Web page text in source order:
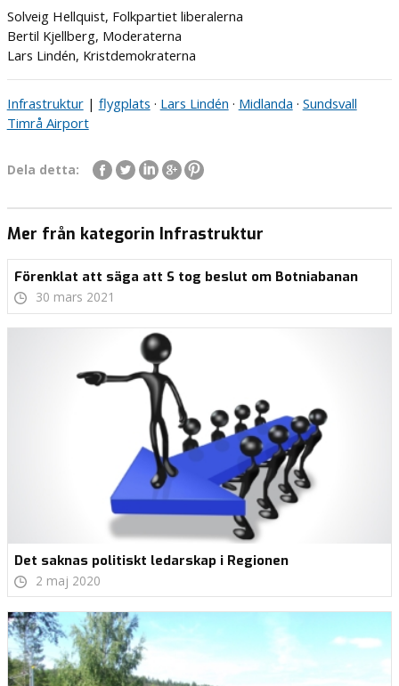
Solveig Hellquist, Folkpartiet liberalerna
Bertil Kjellberg, Moderaterna
Lars Lindén, Kristdemokraterna
Infrastruktur| flygplats · Lars Lindén · Midlanda · Sundsvall
Timrå Airport
Dela detta:
Mer från kategorin Infrastruktur
Förenklat att säga att S tog beslut om Botniabanan
30 mars 2021
Det saknas politiskt ledarskap i Regionen
2 maj 2020